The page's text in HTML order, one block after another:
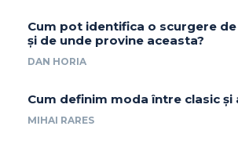
Cum pot identifica o scurgere de
și de unde provine aceasta?
DAN HORIA
Cum definim moda între clasic și
MIHAI RARES